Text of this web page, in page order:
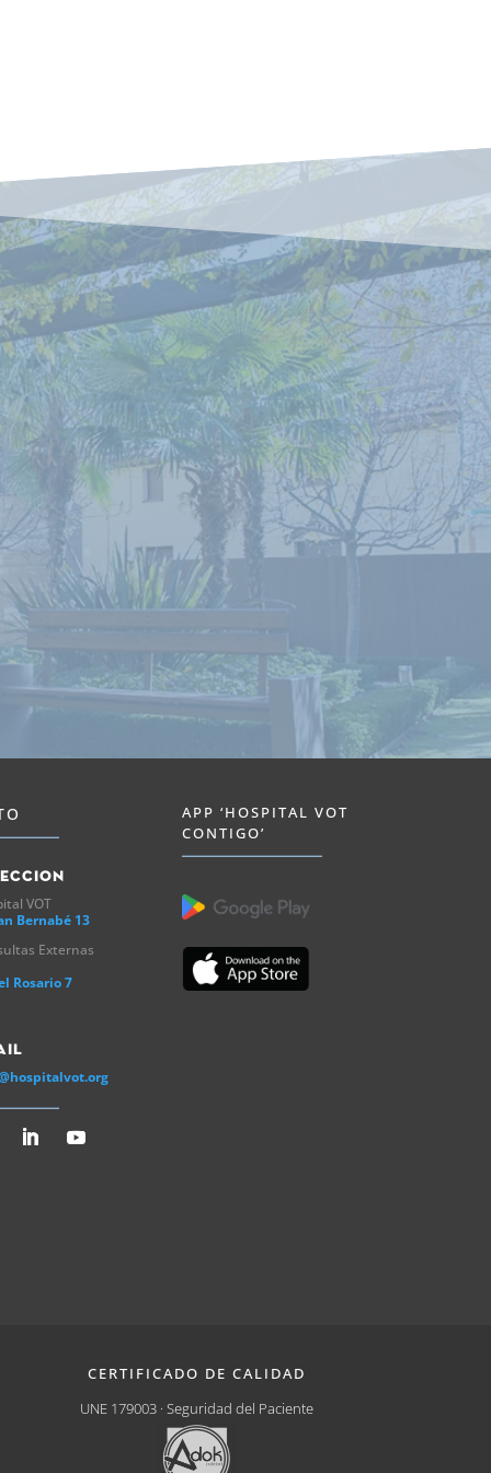
VOT
Bernabé 13
Externas
Rosario 7
APP ‘HOSPITAL VOT
CONTIGO’
CERTIFICADO DE CALIDAD
UNE 179003 · Seguridad del Paciente